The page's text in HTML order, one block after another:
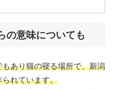
の意味についても
あり猫の寝る場所で、新潟
れています。